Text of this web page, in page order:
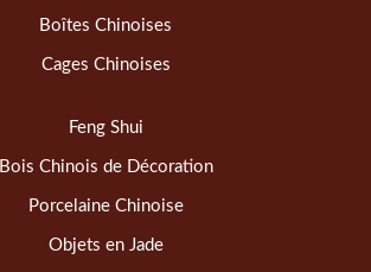
Boîtes Chinoises
Cages Chinoises
Feng Shui
Bois Chinois de Décoration
Porcelaine Chinoise
Objets en Jade